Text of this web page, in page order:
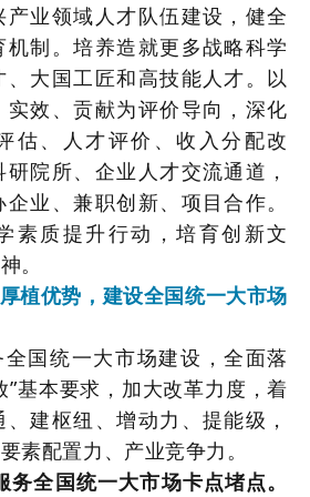
业领域人才队伍建设，健全
制。培养造就更多战略科学
大国工匠和高技能人才。以
效、贡献为评价导向，深化
估、人才评价、收入分配改
院所、企业人才交流通道，
业、兼职创新、项目合作。
素质提升行动，培育创新文
。
植优势，建设全国统一大市场
国统一大市场建设，全面落
”基本要求，加大改革力度，着
建枢纽、增动力、提能级，
素配置力、产业竞争力。
务全国统一大市场卡点堵点。